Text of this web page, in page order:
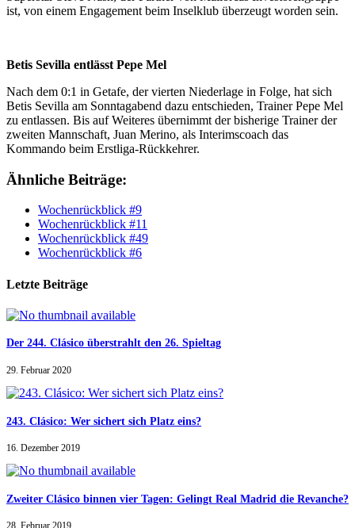
ist, von einem Engagement beim Inselklub überzeugt worden sein.
Betis Sevilla entlässt Pepe Mel
Nach dem 0:1 in Getafe, der vierten Niederlage in Folge, hat sich
Betis Sevilla am Sonntagabend dazu entschieden, Trainer Pepe Mel
zu entlassen. Bis auf Weiteres übernimmt der bisherige Trainer der
zweiten Mannschaft, Juan Merino, als Interimscoach das
Kommando beim Erstliga-Rückkehrer.
Ähnliche Beiträge:
Wochenrückblick #9
Wochenrückblick #11
Wochenrückblick #49
Wochenrückblick #6
Letzte Beiträge
Der 244. Clásico überstrahlt den 26. Spieltag
29. Februar 2020
243. Clásico: Wer sichert sich Platz eins?
16. Dezember 2019
Zweiter Clásico binnen vier Tagen: Gelingt Real Madrid die Revanche?